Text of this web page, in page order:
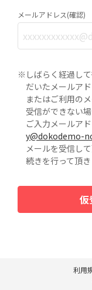
メールアドレス(確認)
※しばらく経過し
だいたメールア
またはご利用の
受信ができない
ご入力メールア
y@dokodemo-
メールを受信し
続きを行って頂
仮
利用